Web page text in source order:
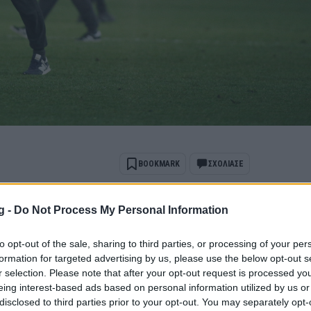
- Do Not Process My Personal Information
opt-out of the sale, sharing to third parties, or processing of your
for targeted advertising by us, please use the below opt-out
selection. Please note that after your opt-out request is processed
interest-based ads based on personal information utilized by us
to third parties prior to your opt-out. You may separately
BOOKMARK ΣΧΟΛΙΑΣΕ
όταν αναζητάς ειδήσεις στην Google
ως προτιμώμενη πηγή
Google
με τον «δικέφαλο» να συνεχίζει
Μίντιλαντ έμεινε εκτός και οι